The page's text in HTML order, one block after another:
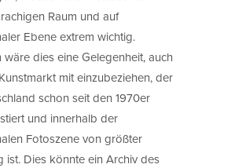
Raum und auf
Ebene extrem wichtig.
dies eine Gelegenheit, auch
mit einzubeziehen, der
schon seit den 1970er
und innerhalb der
Fotoszene von größter
ist. Dies könnte ein Archiv des